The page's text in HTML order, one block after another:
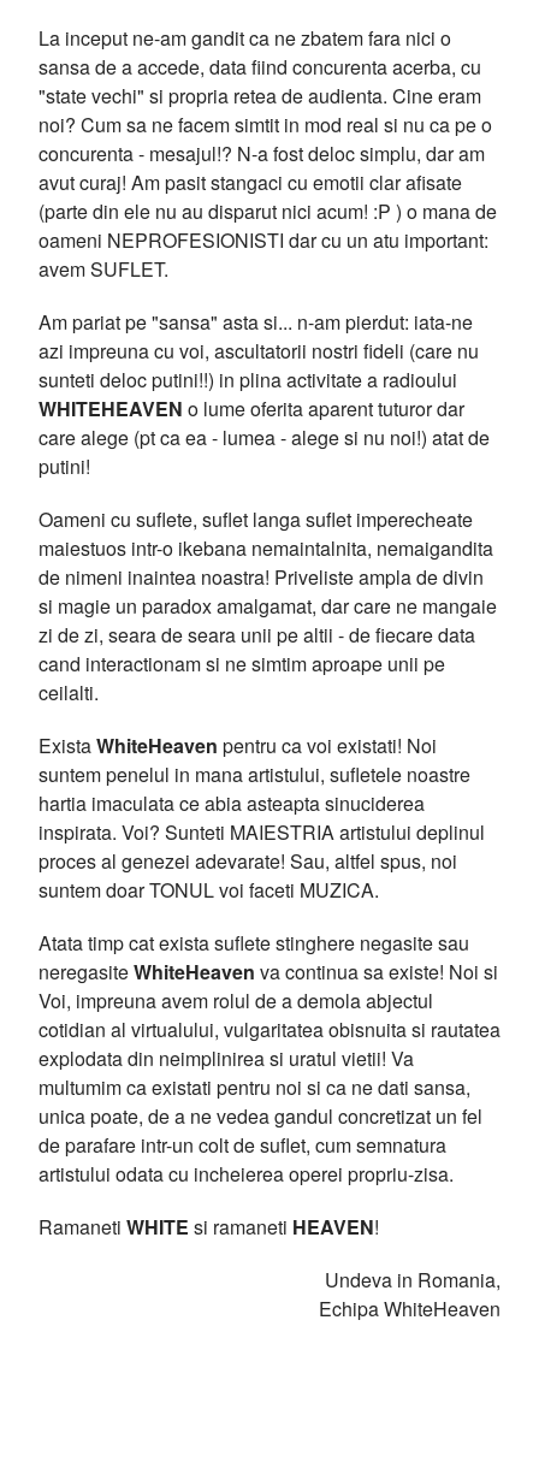
La inceput ne-am gandit ca ne zbatem fara nici o
sansa de a accede, data fiind concurenta acerba, cu
"state vechi" si propria retea de audienta. Cine eram
noi? Cum sa ne facem simtit in mod real si nu ca pe o
concurenta - mesajul!? N-a fost deloc simplu, dar am
avut curaj! Am pasit stangaci cu emotii clar afisate
(parte din ele nu au disparut nici acum! :P ) o mana de
oameni NEPROFESIONISTI dar cu un atu important:
avem SUFLET.
Am pariat pe "sansa" asta si... n-am pierdut: iata-ne
azi impreuna cu voi, ascultatorii nostri fideli (care nu
sunteti deloc putini!!) in plina activitate a radioului
WHITEHEAVEN o lume oferita aparent tuturor dar
care alege (pt ca ea - lumea - alege si nu noi!) atat de
putini!
Oameni cu suflete, suflet langa suflet imperecheate
maiestuos intr-o ikebana nemaintalnita, nemaigandita
de nimeni inaintea noastra! Priveliste ampla de divin
si magie un paradox amalgamat, dar care ne mangaie
zi de zi, seara de seara unii pe altii - de fiecare data
cand interactionam si ne simtim aproape unii pe
ceilalti.
ExistaWhiteHeaven pentru ca voi existati! Noi
suntem penelul in mana artistului, sufletele noastre
hartia imaculata ce abia asteapta sinuciderea
inspirata. Voi? Sunteti MAIESTRIA artistului deplinul
proces al genezei adevarate! Sau, altfel spus, noi
suntem doar TONUL voi faceti MUZICA.
Atata timp cat exista suflete stinghere negasite sau
neregasiteWhiteHeaven va continua sa existe! Noi si
Voi, impreuna avem rolul de a demola abjectul
cotidian al virtualului, vulgaritatea obisnuita si rautatea
explodata din neimplinirea si uratul vietii! Va
multumim ca existati pentru noi si ca ne dati sansa,
unica poate, de a ne vedea gandul concretizat un fel
de parafare intr-un colt de suflet, cum semnatura
artistului odata cu incheierea operei propriu-zisa.
Ramaneti WHITE si ramaneti HEAVEN!
Undeva in Romania,
Echipa WhiteHeaven